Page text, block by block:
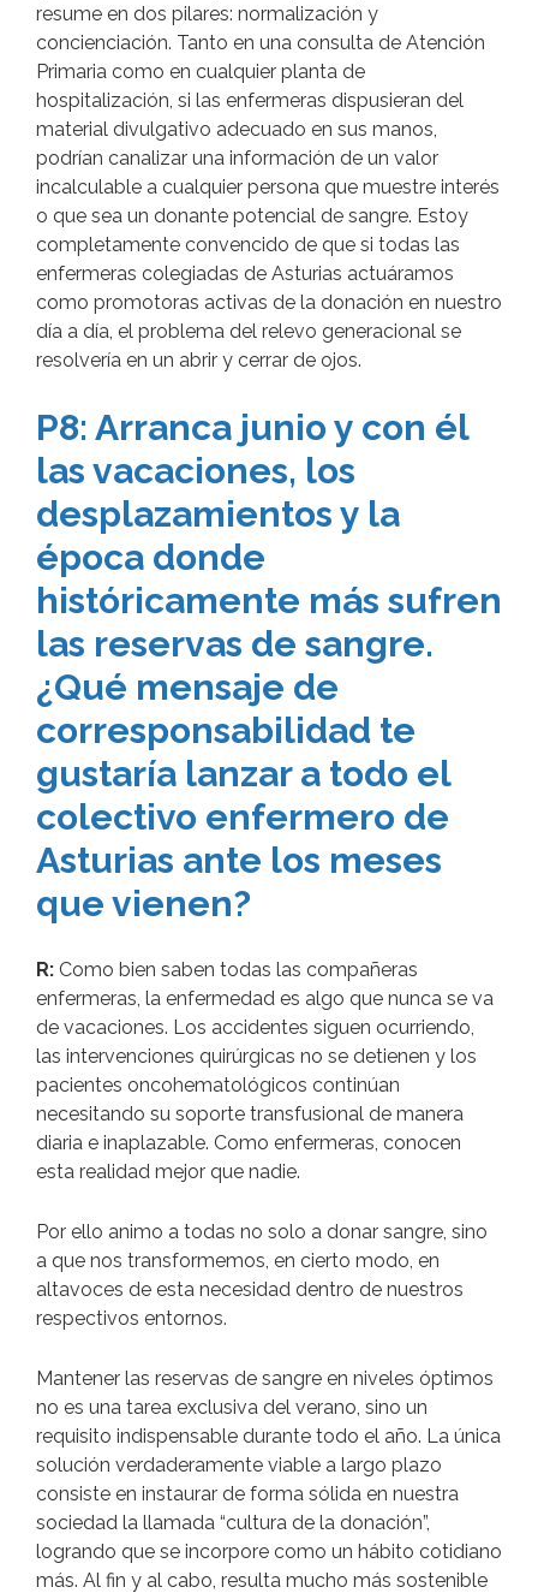
resume en dos pilares: normalización y
concienciación. Tanto en una consulta de Atención
Primaria como en cualquier planta de
hospitalización, si las enfermeras dispusieran del
material divulgativo adecuado en sus manos,
podrían canalizar una información de un valor
incalculable a cualquier persona que muestre interés
o que sea un donante potencial de sangre. Estoy
completamente convencido de que si todas las
enfermeras colegiadas de Asturias actuáramos
como promotoras activas de la donación en nuestro
día a día, el problema del relevo generacional se
resolvería en un abrir y cerrar de ojos.
P8: Arranca junio y con él
las vacaciones, los
desplazamientos y la
época donde
históricamente más sufren
las reservas de sangre.
¿Qué mensaje de
corresponsabilidad te
gustaría lanzar a todo el
colectivo enfermero de
Asturias ante los meses
que vienen?
R: Como bien saben todas las compañeras
enfermeras, la enfermedad es algo que nunca se va
de vacaciones. Los accidentes siguen ocurriendo,
las intervenciones quirúrgicas no se detienen y los
pacientes oncohematológicos continúan
necesitando su soporte transfusional de manera
diaria e inaplazable. Como enfermeras, conocen
esta realidad mejor que nadie.
Por ello animo a todas no solo a donar sangre, sino
a que nos transformemos, en cierto modo, en
altavoces de esta necesidad dentro de nuestros
respectivos entornos.
Mantener las reservas de sangre en niveles óptimos
no es una tarea exclusiva del verano, sino un
requisito indispensable durante todo el año. La única
solución verdaderamente viable a largo plazo
consiste en instaurar de forma sólida en nuestra
sociedad la llamada “cultura de la donación”,
logrando que se incorpore como un hábito cotidiano
más. Al fin y al cabo, resulta mucho más sostenible